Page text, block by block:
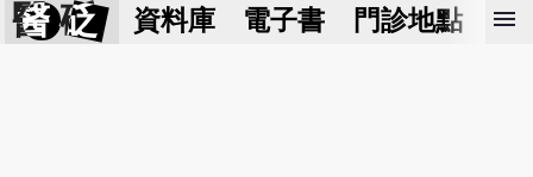
醫 砭 資料庫 電子書 門診地點 預
menu